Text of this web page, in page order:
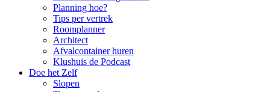
Planning hoe?
Tips per vertrek
Roomplanner
Architect
Afvalcontainer huren
Klushuis de Podcast
Doe het Zelf
Slopen